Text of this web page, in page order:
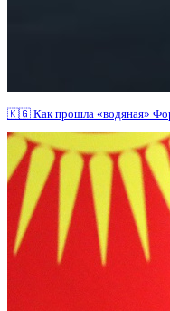
🇰🇬 Как прошла «водяная»